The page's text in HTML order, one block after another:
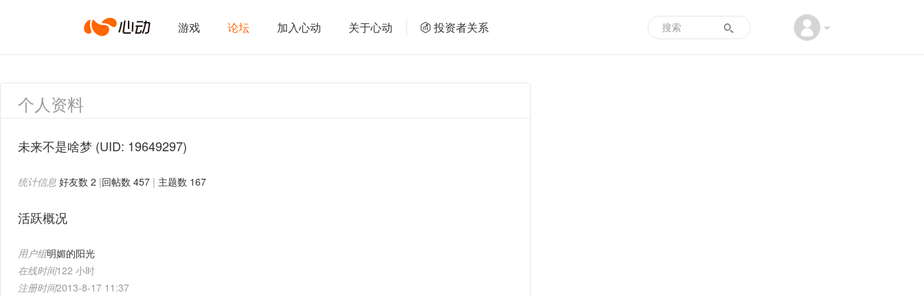
心
动
络
游戏 论坛 加入心动 关于心动 投资者关系
个人资料
未来不是啥梦 (UID: 19649297)
统计信息 好友数 2 |回帖数 457 | 主题数 167
活跃概况
用户组明媚的阳光
在线时间122 小时
注册时间2013-8-17 11:37